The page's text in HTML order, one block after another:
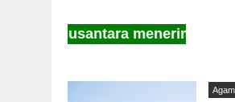
Nusantara menerima